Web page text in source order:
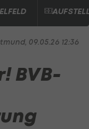
09.05.26 12:36
BVB-